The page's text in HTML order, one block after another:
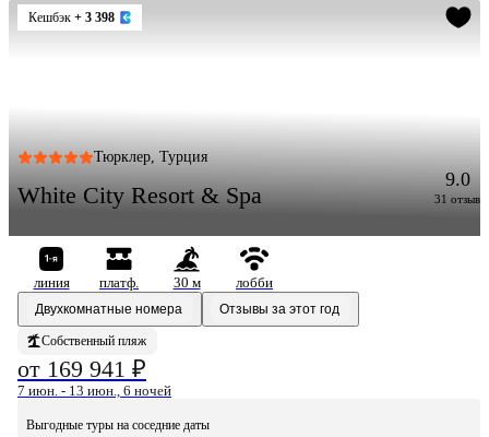
Кешбэк + 3 398
Тюрклер, Турция
White City Resort & Spa
9.0
31 отзыв
линия платф. 30 м
лобби
Двухкомнатные номера
Отзывы за этот год
Собственный пляж
от 169 941 ₽
7 июн. - 13 июн., 6 ночей
Выгодные туры на соседние даты